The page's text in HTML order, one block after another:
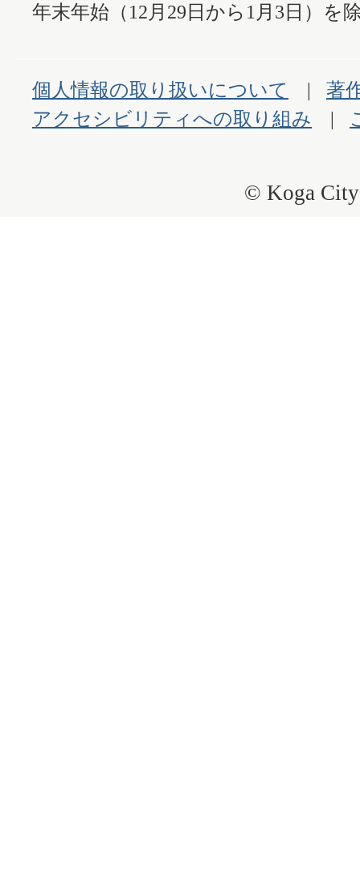
年末年始（12月29日から1月3日）を
個人情報の取り扱いについて
著
アクセシビリティへの取り組み
© Koga City